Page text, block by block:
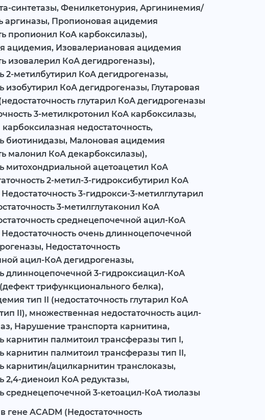
синтетазы, Фенилкетонурия, Аргининемия/
аргиназы, Пропионовая ацидемия
пропионил КоА карбоксилазы),
ацидемия, Изовалериановая ацидемия
изовалерил КоА дегидрогеназы),
2-метилбутирил КоА дегидрогеназы,
изобутирил КоА дегидрогеназы, Глутаровая
глутарил КоА дегидрогеназы
3-метилкротонил КоА карбоксилазы,
недостаточность,
биотинидазы, Малоновая ацидемия
малонил КоА декарбоксилазы),
митохондриальной ацетоацетил КоА
2-метил-3-гидроксибутирил КоА
3-гидрокси-3-метилглутарил
3-метилглутаконил КоА
среднецепочечной ацил-КоА
очень длинноцепочечной
Недостаточность
ацил-КоА дегидрогеназы,
длинноцепочечной 3-гидроксиацил-КоА
трифункционального белка),
тип II (недостаточность глутарил КоА
II), множественная недостаточность ацил-
Нарушение транспорта карнитина,
карнитин палмитоил трансферазы тип I,
карнитин палмитоил трансферазы тип II,
карнитин/ацилкарнитин транслоказы,
2,4-диеноил КоА редуктазы,
среднецепочечной 3-кетоацил-КоА тиолазы
гене ACADM (Недостаточность